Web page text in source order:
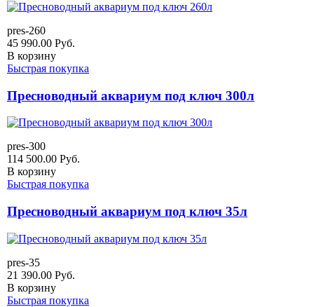
pres-260
45 990.00 Руб.
В корзину
Быстрая покупка
Пресноводный аквариум под ключ 300л
pres-300
114 500.00 Руб.
В корзину
Быстрая покупка
Пресноводный аквариум под ключ 35л
pres-35
21 390.00 Руб.
В корзину
Быстрая покупка